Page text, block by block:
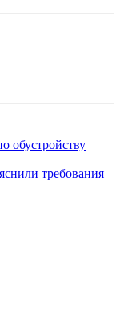
обустройству
требования